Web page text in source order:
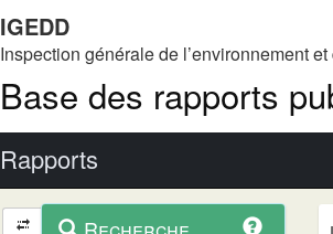
IGEDD
Inspection générale de l’environnement
Base des rapports
Rapports
Navigation
contextuel